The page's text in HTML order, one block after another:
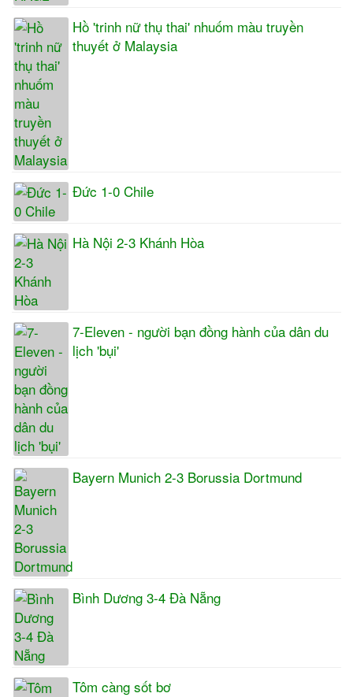
Hồ 'trinh nữ thụ thai' nhuốm màu truyền
thuyết ở Malaysia
Đức 1-0 Chile
Hà Nội 2-3 Khánh Hòa
7-Eleven - người bạn đồng hành của dân du
lịch 'bụi'
Bayern Munich 2-3 Borussia Dortmund
Bình Dương 3-4 Đà Nẵng
Tôm càng sốt bơ